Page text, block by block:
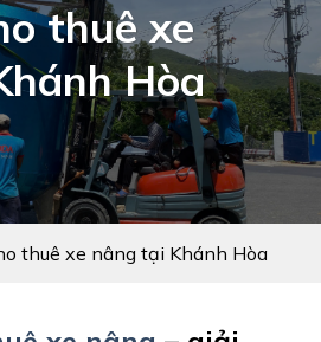
thuê xe
Hòa
thuê xe nâng tại Khánh Hòa